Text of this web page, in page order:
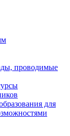
проводимые
для